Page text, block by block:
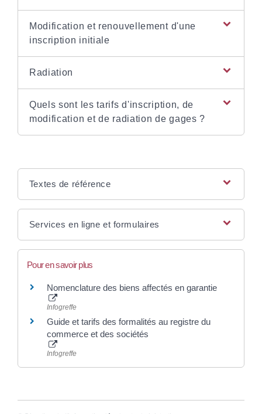
Modification et renouvellement d'une
inscription initiale
Radiation
Quels sont les tarifs d'inscription, de
modification et de radiation de gages ?
Textes de référence
Services en ligne et formulaires
Pour en savoir plus
Nomenclature des biens affectés en garantie
Infogreffe
Guide et tarifs des formalités au registre du
commerce et des sociétés
Infogreffe